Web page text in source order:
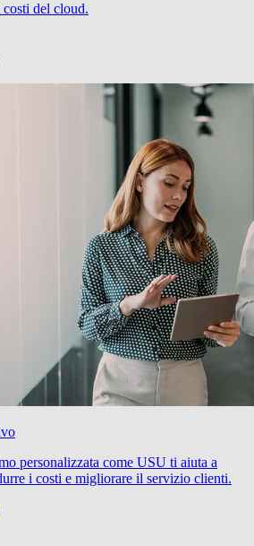
del cloud.
personalizzata come USU ti aiuta a
i costi e migliorare il servizio clienti.